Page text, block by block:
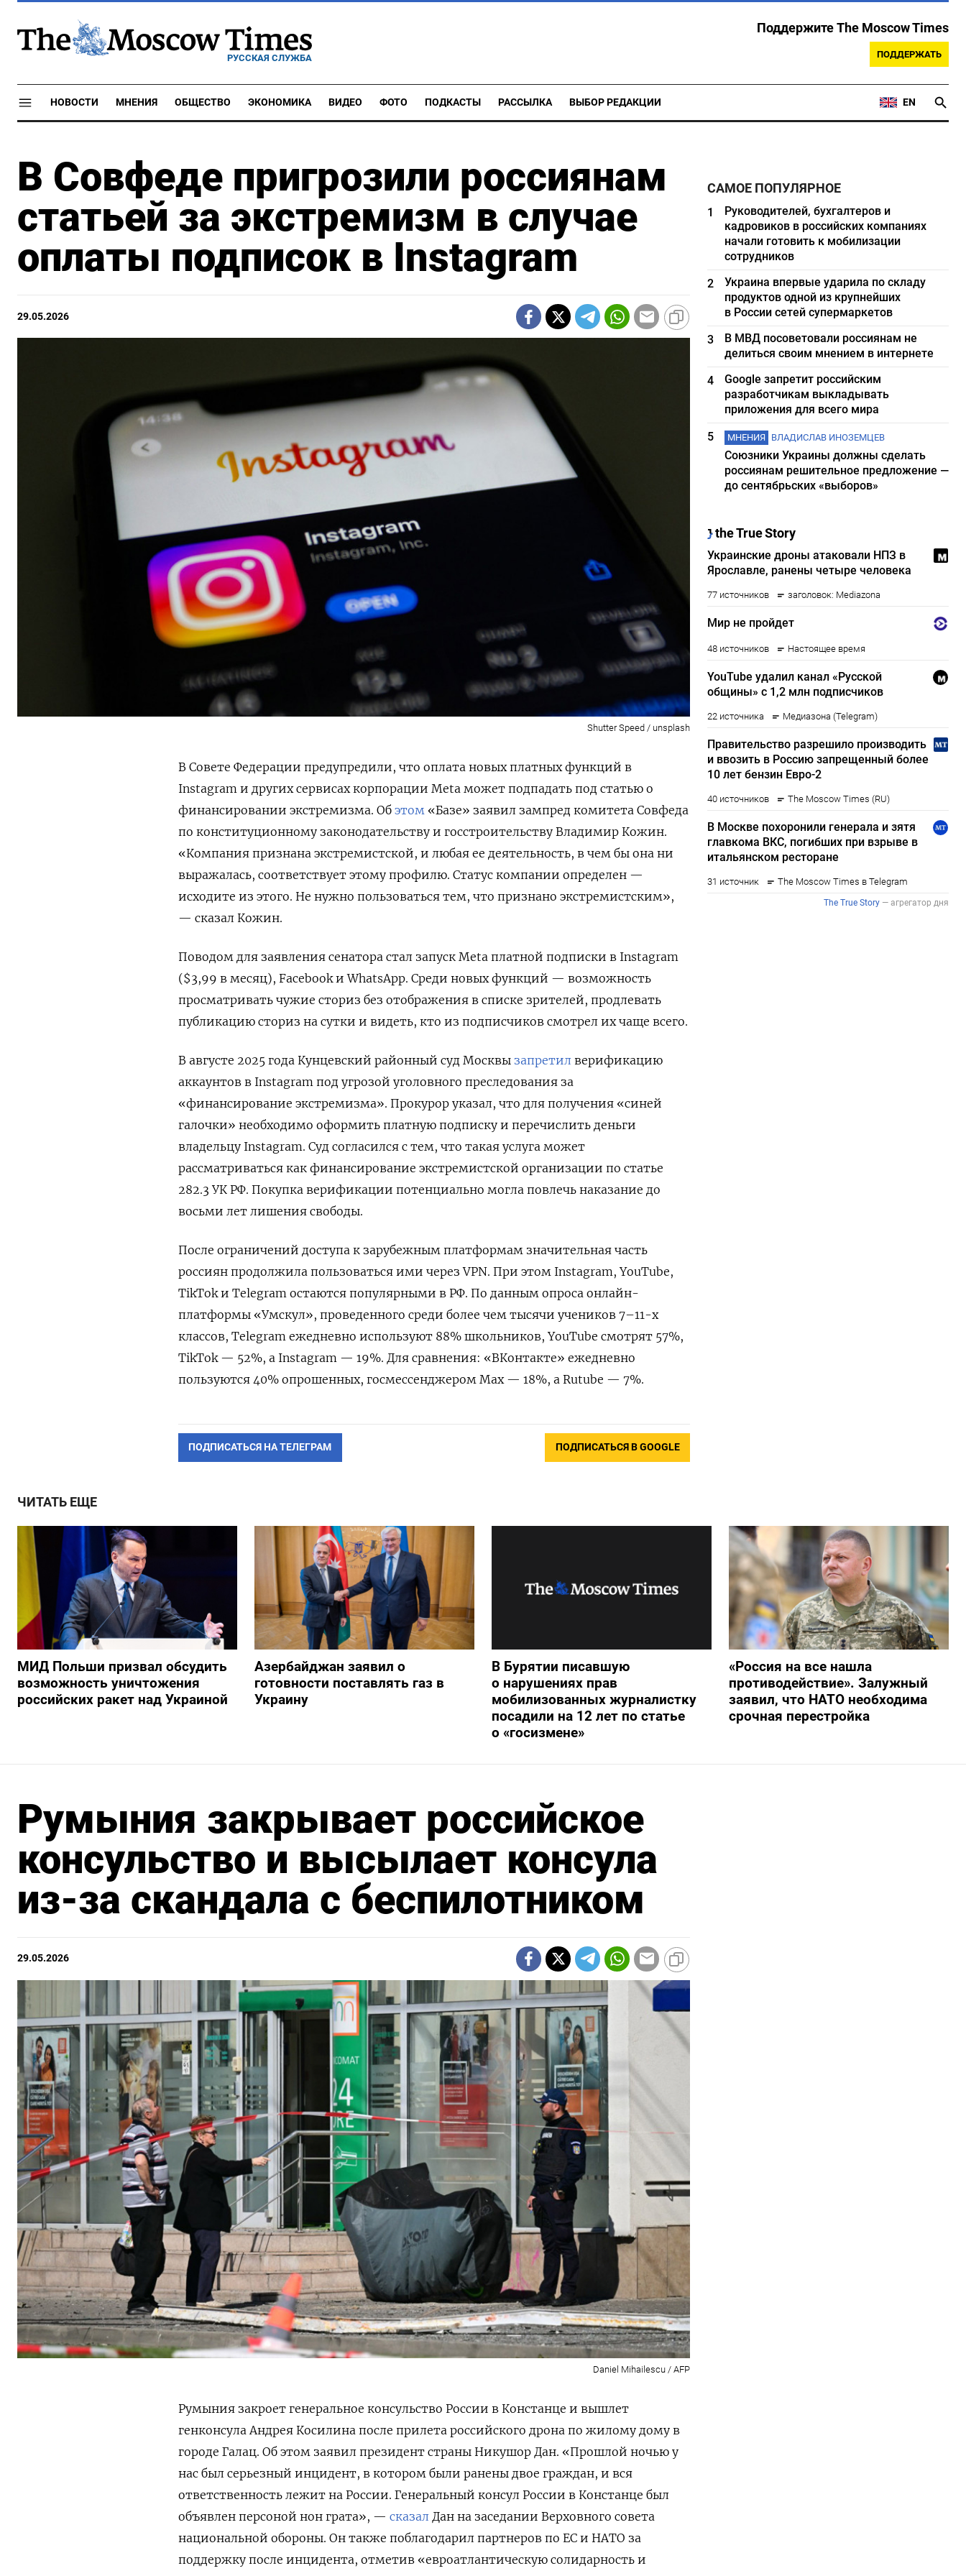
РУССКАЯ СЛУЖБА
Поддержите The Moscow Times
ПОДДЕРЖАТЬ
НОВОСТИ МНЕНИЯ ОБЩЕСТВО ЭКОНОМИКА ВИДЕО ФОТО ПОДКАСТЫ РАССЫЛКА ВЫБОР РЕДАКЦИИ EN
В Совфеде пригрозили россиянам
статьей за экстремизм в случае
оплаты подписок в Instagram
29.05.2026
Shutter Speed / unsplash
В Совете Федерации предупредили, что оплата новых платных функций в
Instagram и других сервисах корпорации Meta может подпадать под статью о
финансировании экстремизма. Об этом «Базе» заявил зампред комитета Совфеда
по конституционному законодательству и госстроительству Владимир Кожин.
«Компания признана экстремистской, и любая ее деятельность, в чем бы она ни
выражалась, соответствует этому профилю. Статус компании определен —
исходите из этого. Не нужно пользоваться тем, что признано экстремистским»,
— сказал Кожин.
Поводом для заявления сенатора стал запуск Meta платной подписки в Instagram
($3,99 в месяц), Facebook и WhatsApp. Среди новых функций — возможность
просматривать чужие сториз без отображения в списке зрителей, продлевать
публикацию сториз на сутки и видеть, кто из подписчиков смотрел их чаще всего.
В августе 2025 года Кунцевский районный суд Москвы запретил верификацию
аккаунтов в Instagram под угрозой уголовного преследования за
«финансирование экстремизма». Прокурор указал, что для получения «синей
галочки» необходимо оформить платную подписку и перечислить деньги
владельцу Instagram. Суд согласился с тем, что такая услуга может
рассматриваться как финансирование экстремистской организации по статье
282.3 УК РФ. Покупка верификации потенциально могла повлечь наказание до
восьми лет лишения свободы.
После ограничений доступа к зарубежным платформам значительная часть
россиян продолжила пользоваться ими через VPN. При этом Instagram, YouTube,
TikTok и Telegram остаются популярными в РФ. По данным опроса онлайн-
платформы «Умскул», проведенного среди более чем тысячи учеников 7–11-х
классов, Telegram ежедневно используют 88% школьников, YouTube смотрят 57%,
TikTok — 52%, а Instagram — 19%. Для сравнения: «ВКонтакте» ежедневно
пользуются 40% опрошенных, госмессенджером Max — 18%, а Rutube — 7%.
ПОДПИСАТЬСЯ НА ТЕЛЕГРАМ ПОДПИСАТЬСЯ В GOOGLE
САМОЕ ПОПУЛЯРНОЕ
1
Руководителей, бухгалтеров и
кадровиков в российских компаниях
начали готовить к мобилизации
сотрудников
2
Украина впервые ударила по складу
продуктов одной из крупнейших
в России сетей супермаркетов
3
В МВД посоветовали россиянам не
делиться своим мнением в интернете
4
Google запретит российским
разработчикам выкладывать
приложения для всего мира
5
МНЕНИЯ ВЛАДИСЛАВ ИНОЗЕМЦЕВ
Союзники Украины должны сделать
россиянам решительное предложение —
до сентябрьских «выборов»
ЧИТАТЬ ЕЩЕ
МИД Польши призвал обсудить
возможность уничтожения
российских ракет над Украиной
Азербайджан заявил о
готовности поставлять газ в
Украину
В Бурятии писавшую
о нарушениях прав
мобилизованных журналистку
посадили на 12 лет по статье
о «госизмене»
«Россия на все нашла
противодействие». Залужный
заявил, что НАТО необходима
срочная перестройка
Румыния закрывает российское
консульство и высылает консула
из-за скандала с беспилотником
29.05.2026
Daniel Mihailescu / AFP
Румыния закроет генеральное консульство России в Констанце и вышлет
генконсула Андрея Косилина после прилета российского дрона по жилому дому в
городе Галац. Об этом заявил президент страны Никушор Дан. «Прошлой ночью у
нас был серьезный инцидент, в котором были ранены двое граждан, и вся
ответственность лежит на России. Генеральный консул России в Констанце был
объявлен персоной нон грата», — сказал Дан на заседании Верховного совета
национальной обороны. Он также поблагодарил партнеров по ЕС и НАТО за
поддержку после инцидента, отметив «евроатлантическую солидарность и